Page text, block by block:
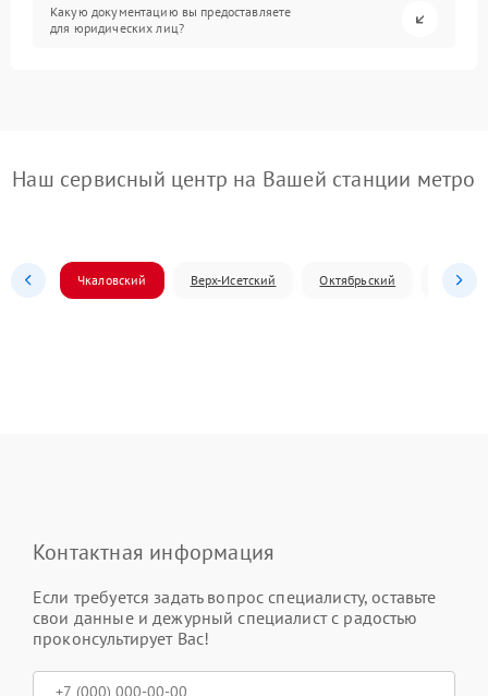
Какую документацию вы предоставляете
для юридических лиц?
Наш сервисный центр на Вашей станции метро
Чкаловский Верх-Исетский Октябрьский
Контактная информация
Если требуется задать вопрос специалисту, оставьте
свои данные и дежурный специалист с радостью
проконсультирует Вас!